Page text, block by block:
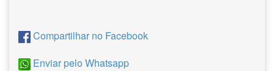
Compartilhar no Facebook
Enviar pelo Whatsapp